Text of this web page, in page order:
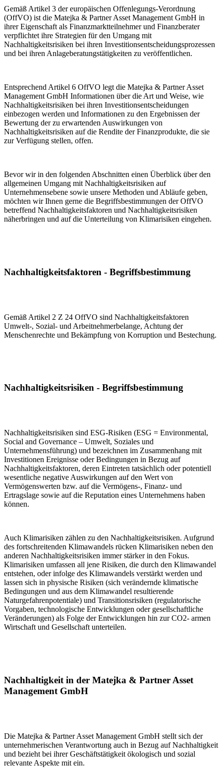
Gemäß Artikel 3 der europäischen Offenlegungs-Verordnung
(OffVO) ist die Matejka & Partner Asset Management GmbH in
ihrer Eigenschaft als Finanzmarktteilnehmer und Finanzberater
verpflichtet ihre Strategien für den Umgang mit
Nachhaltigkeitsrisiken bei ihren Investitionsentscheidungsprozessen
und bei ihren Anlageberatungstätigkeiten zu veröffentlichen.
Entsprechend Artikel 6 OffVO legt die Matejka & Partner Asset
Management GmbH Informationen über die Art und Weise, wie
Nachhaltigkeitsrisiken bei ihren Investitionsentscheidungen
einbezogen werden und Informationen zu den Ergebnissen der
Bewertung der zu erwartenden Auswirkungen von
Nachhaltigkeitsrisiken auf die Rendite der Finanzprodukte, die sie
zur Verfügung stellen, offen.
Bevor wir in den folgenden Abschnitten einen Überblick über den
allgemeinen Umgang mit Nachhaltigkeitsrisiken auf
Unternehmensebene sowie unsere Methoden und Abläufe geben,
möchten wir Ihnen gerne die Begriffsbestimmungen der OffVO
betreffend Nachhaltigkeitsfaktoren und Nachhaltigkeitsrisiken
näherbringen und auf die Unterteilung von Klimarisiken eingehen.
Nachhaltigkeitsfaktoren - Begriffsbestimmung
Gemäß Artikel 2 Z 24 OffVO sind Nachhaltigkeitsfaktoren
Umwelt-, Sozial- und Arbeitnehmerbelange, Achtung der
Menschenrechte und Bekämpfung von Korruption und Bestechung.
Nachhaltigkeitsrisiken - Begriffsbestimmung
Nachhaltigkeitsrisiken sind ESG-Risiken (ESG = Environmental,
Social and Governance – Umwelt, Soziales und
Unternehmensführung) und bezeichnen im Zusammenhang mit
Investitionen Ereignisse oder Bedingungen in Bezug auf
Nachhaltigkeitsfaktoren, deren Eintreten tatsächlich oder potentiell
wesentliche negative Auswirkungen auf den Wert von
Vermögenswerten bzw. auf die Vermögens-, Finanz- und
Ertragslage sowie auf die Reputation eines Unternehmens haben
können.
Auch Klimarisiken zählen zu den Nachhaltigkeitsrisiken. Aufgrund
des fortschreitenden Klimawandels rücken Klimarisiken neben den
anderen Nachhaltigkeitsrisiken immer stärker in den Fokus.
Klimarisiken umfassen all jene Risiken, die durch den Klimawandel
entstehen, oder infolge des Klimawandels verstärkt werden und
lassen sich in physische Risiken (sich verändernde klimatische
Bedingungen und aus dem Klimawandel resultierende
Naturgefahrenpotentiale) und Transitionsrisiken (regulatorische
Vorgaben, technologische Entwicklungen oder gesellschaftliche
Veränderungen) als Folge der Entwicklungen hin zur CO2- armen
Wirtschaft und Gesellschaft unterteilen.
Nachhaltigkeit in der Matejka & Partner Asset
Management GmbH
Die Matejka & Partner Asset Management GmbH stellt sich der
unternehmerischen Verantwortung auch in Bezug auf Nachhaltigkeit
und bezieht bei ihrer Geschäftstätigkeit ökologisch und sozial
relevante Aspekte mit ein.